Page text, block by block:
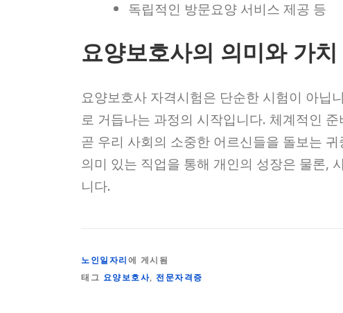
독립적인 방문요양 서비스 제공 등
요양보호사의 의미와 가치
요양보호사 자격시험은 단순한 시험이 아닙
로 거듭나는 과정의 시작입니다. 체계적인
곧 우리 사회의 소중한 어르신들을 돌보는
의미 있는 직업을 통해 개인의 성장은 물론,
니다.
노인일자리에 게시됨
태그 요양보호사, 전문자격증